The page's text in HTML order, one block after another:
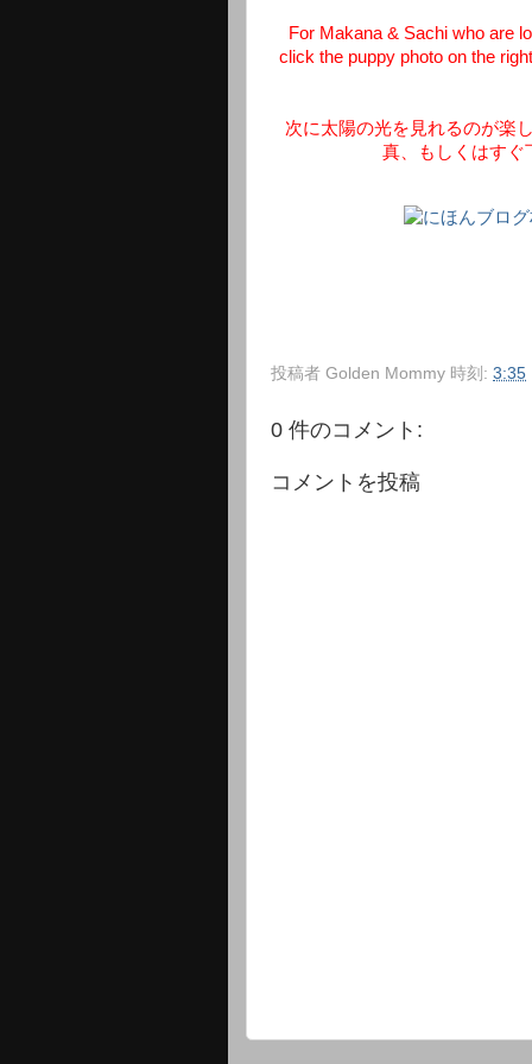
For Makana & Sachi who are
click the puppy photo on the
次に太陽の光を見れるのが楽
真、もしくはすぐ
投稿者 Golden Mommy 時刻: 3:35
0 件のコメント:
コメントを投稿